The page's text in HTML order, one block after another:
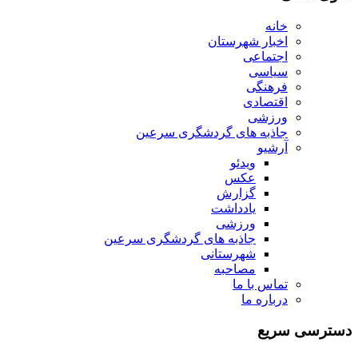
خانه
اخبار شهرستان
اجتماعی
سیاسی
فرهنگی
اقتصادی
ورزشی
جاذبه های گردشگری سرعین
آرشیو
ویدئو
عکس
گزارش
یادداشت
ورزشی
جاذبه های گردشگری سرعین
شهرستانی
مصاحبه
تماس با ما
درباره ما
دسترسی سریع